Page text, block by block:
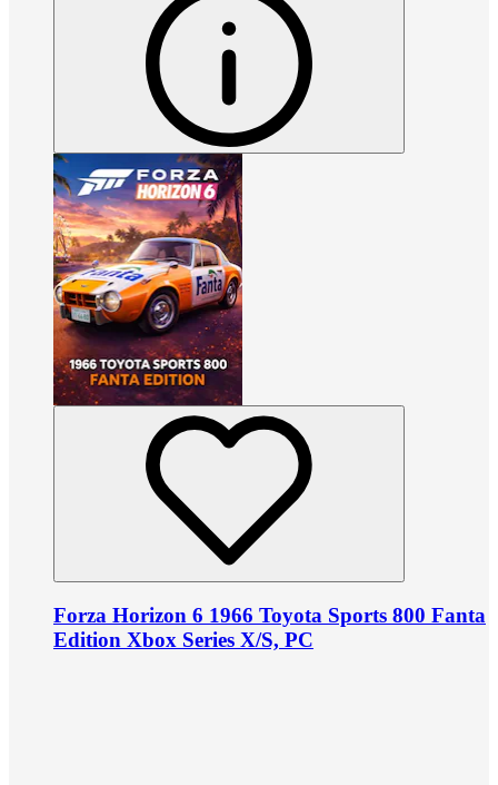
Forza Horizon 6 1966 Toyota Sports 800 Fanta
Edition Xbox Series X/S, PC